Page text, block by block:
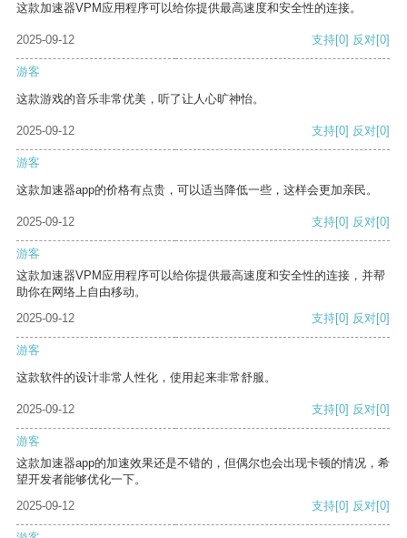
这款加速器VPM应用程序可以给你提供最高速度和安全性的连接。
2025-09-12 支持[0] 反对[0]
游客
这款游戏的音乐非常优美，听了让人心旷神怡。
2025-09-12 支持[0] 反对[0]
游客
这款加速器app的价格有点贵，可以适当降低一些，这样会更加亲民。
2025-09-12 支持[0] 反对[0]
游客
这款加速器VPM应用程序可以给你提供最高速度和安全性的连接，并帮
助你在网络上自由移动。
2025-09-12
支持[0] 反对[0]
游客
这款软件的设计非常人性化，使用起来非常舒服。
2025-09-12 支持[0] 反对[0]
游客
这款加速器app的加速效果还是不错的，但偶尔也会出现卡顿的情况，希
望开发者能够优化一下。
2025-09-12
支持[0] 反对[0]